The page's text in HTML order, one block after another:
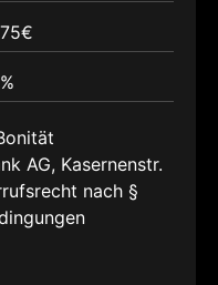
AG, Kasernenstr.
nach §